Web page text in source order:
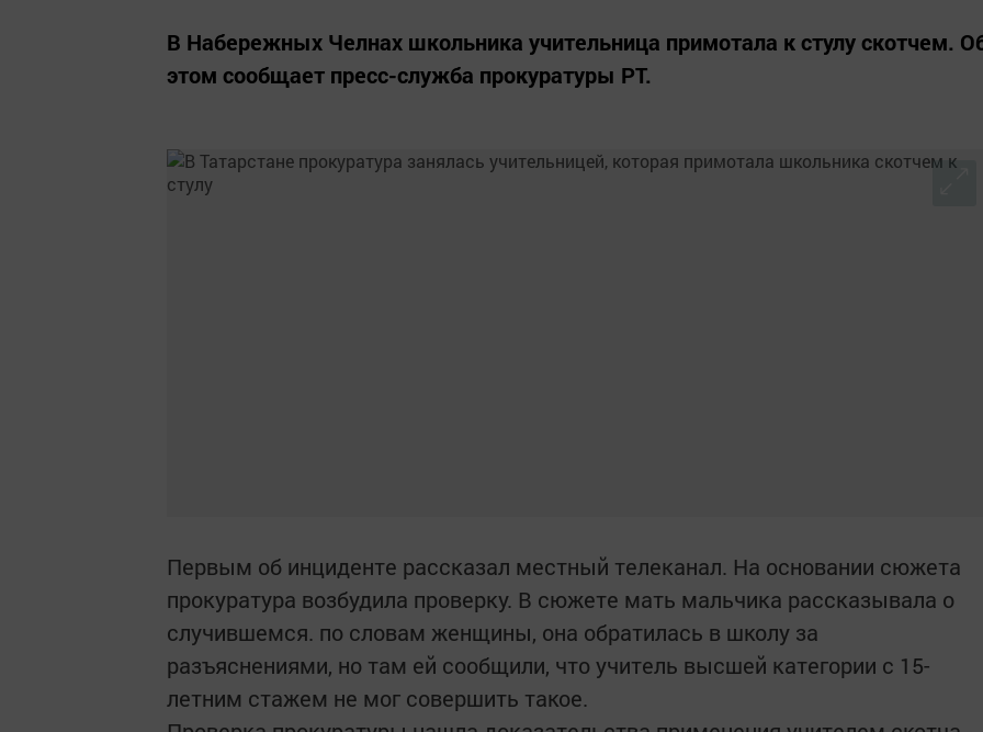
В Набережных Челнах школьника учительница примотала к стулу скотчем.
этом сообщает пресс-служба прокуратуры РТ.
Первым об инциденте рассказал местный телеканал. На основании сюжета
прокуратура возбудила проверку. В сюжете мать мальчика рассказывала о
случившемся. по словам женщины, она обратилась в школу за
разъяснениями, но там ей сообщили, что учитель высшей категории с 15-
летним стажем не мог совершить такое.